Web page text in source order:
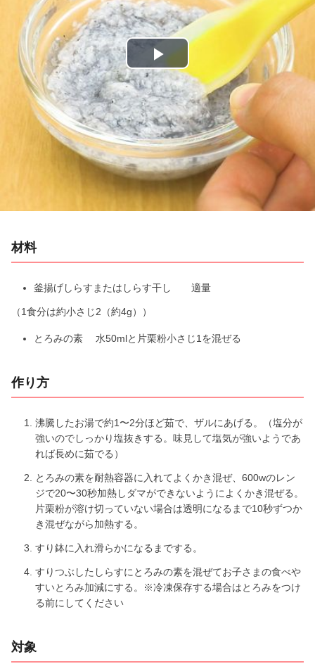
P
l
a
y
V
d
e
材料
釜揚げしらすまたはしらす干し 適量
（1食分は約小さじ2（約4g））
とろみの素 水50mlと片栗粉小さじ1を混ぜる
作り方
沸騰したお湯で約1〜2分ほど茹で、ザルにあげる。（塩分が
強いのでしっかり塩抜きする。味見して塩気が強いようであ
れば長めに茹でる）
とろみの素を耐熱容器に入れてよくかき混ぜ、600wのレン
ジで20〜30秒加熱しダマができないようによくかき混ぜる。
片栗粉が溶け切っていない場合は透明になるまで10秒ずつか
き混ぜながら加熱する。
すり鉢に入れ滑らかになるまでする。
すりつぶしたしらすにとろみの素を混ぜてお子さまの食べや
すいとろみ加減にする。※冷凍保存する場合はとろみをつけ
る前にしてください
対象